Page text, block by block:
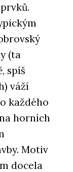
(ta
spíš
váží
každého
horních
Motiv
docela